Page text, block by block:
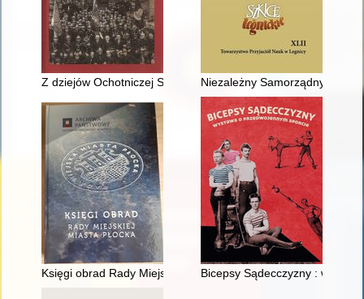
Z dziejów Ochotniczej Straży Pożarnej w Strzyżowie (1869-
Niezależny Samorządny
Księgi obrad Rady Miejskiej Miasta Płocka. T. 2,
Bicepsy Sądecczyzny :